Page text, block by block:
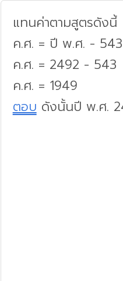
แทนค่าตามสูตรดังนี้
ค.ศ. = ปี พ.ศ. - 543
ค.ศ. = 2492 - 543
ค.ศ. = 1949
ตอบ ดังนั้นปี พ.ศ.